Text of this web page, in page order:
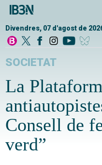
Divendres, 07 d'agost de
SOCIETAT
La
Consell de
verd”